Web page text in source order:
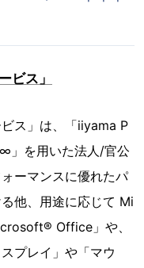
ビス」
ス」は、「iiyama P
」を用いた法人/官公
ーマンスに優れたパ
他、用途に応じて Mi
Office」や、
プレイ」や「マウ